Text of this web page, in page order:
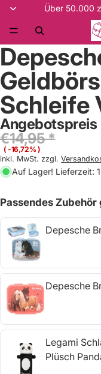
Über 50.000
Schleife
Angebotspreis
€14,95 *
( -16,72% )
inkl. MwSt. zzgl.
Auf Lager! Lieferzeit:
Passendes
Depesche
Depesche
Legami
Plüsch